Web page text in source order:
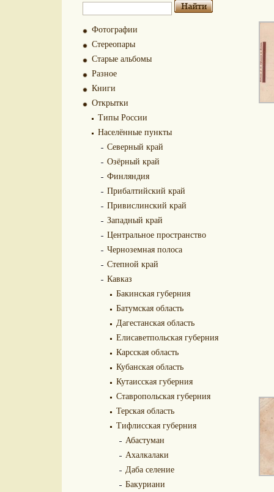
Фотографии
Стереопары
Старые альбомы
Разное
Книги
Открытки
Типы России
Населённые пункты
Северный край
Озёрный край
Финляндия
Прибалтийский край
Привислинский край
Западный край
Центральное пространство
Черноземная полоса
Степной край
Кавказ
Бакинская губерния
Батумская область
Дагестанская область
Елисаветпольская губерния
Карсская область
Кубанская область
Кутаисская губерния
Ставропольская губерния
Терская область
Тифлисская губерния
Абастуман
Ахалкалаки
Даба селение
Бакуриани